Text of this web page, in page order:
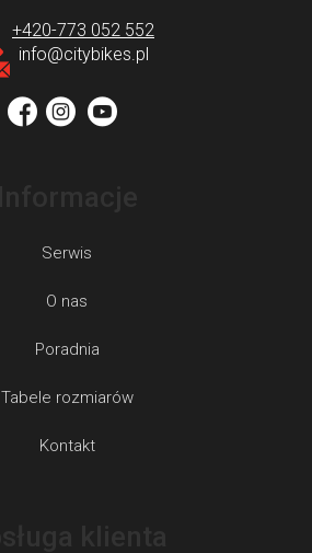
info@citybikes.pl
+420-773 052 552
Serwis
O nas
Poradnia
Tabele rozmiarów
Kontakt